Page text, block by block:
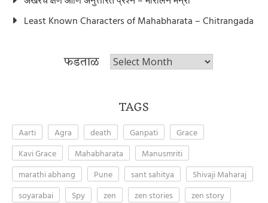
Least Known Characters of Mahabharata – Chitrangada
फडताळ फडताळ
TAGS
Aarti Agra death Ganpati
Grace
Kavi Grace
Mahabharata
Manusmriti
marathi abhang
Pune sant sahitya
Shivaji Maharaj
soyarabai
Spy zen zen stories
zen story